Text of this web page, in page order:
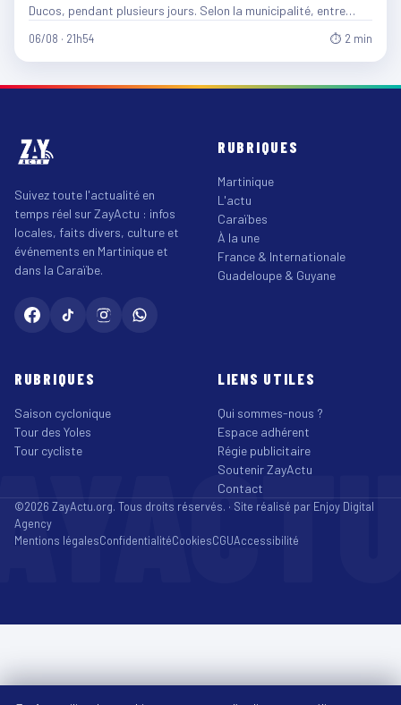
Ducos, pendant plusieurs jours. Selon la municipalité, entre…
06/08 · 21h54 ⏱ 2 min
Suivez toute l'actualité en
temps réel sur ZayActu : infos
locales, faits divers, culture et
événements en Martinique et
dans la Caraïbe.
RUBRIQUES
Martinique
L'actu
Caraïbes
À la une
France & Internationale
Guadeloupe & Guyane
RUBRIQUES
Saison cyclonique
Tour des Yoles
Tour cycliste
LIENS UTILES
Qui sommes-nous ?
Espace adhérent
Régie publicitaire
Soutenir ZayActu
Contact
©2026 ZayActu.org. Tous droits réservés. · Site réalisé par Enjoy Digital
Agency
Mentions légalesConfidentialitéCookiesCGUAccessibilité